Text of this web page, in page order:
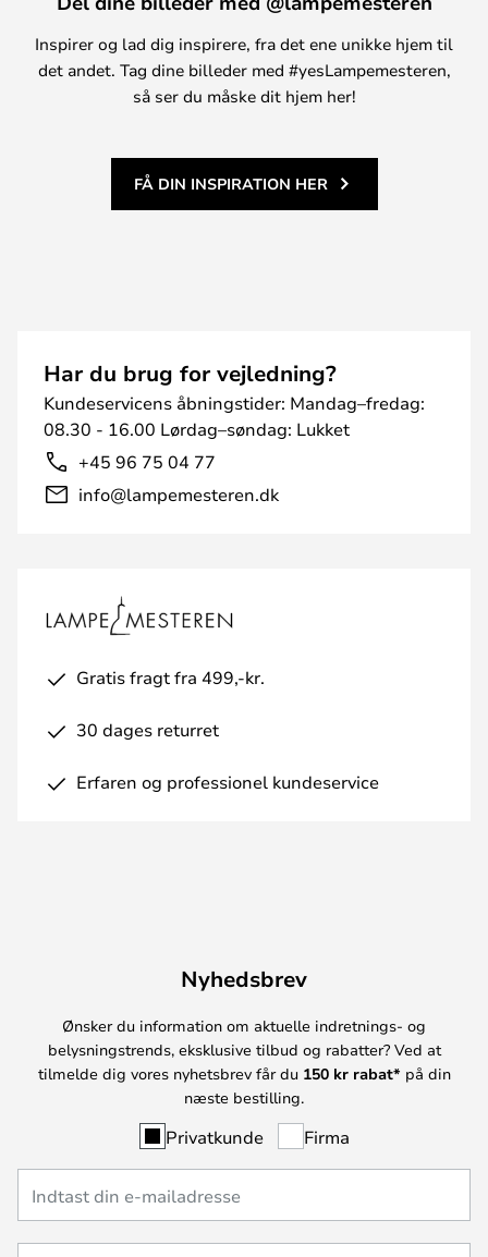
Inspirer og lad dig inspirere, fra det ene unikke hjem til
det andet. Tag dine billeder med #yesLampemesteren,
så ser du måske dit hjem her!
FÅ DIN INSPIRATION HER
Har du brug for vejledning?
Kundeservicens åbningstider: Mandag–fredag:
08.30 - 16.00 Lørdag–søndag: Lukket
+45 96 75 04 77
info@lampemesteren.dk
Gratis fragt fra 499,-kr.
30 dages returret
Erfaren og professionel kundeservice
Nyhedsbrev
Ønsker du information om aktuelle indretnings- og
belysningstrends, eksklusive tilbud og rabatter? Ved at
tilmelde dig vores nyhetsbrev får du 150 kr rabat* på din
næste bestilling.
Privatkunde Firma